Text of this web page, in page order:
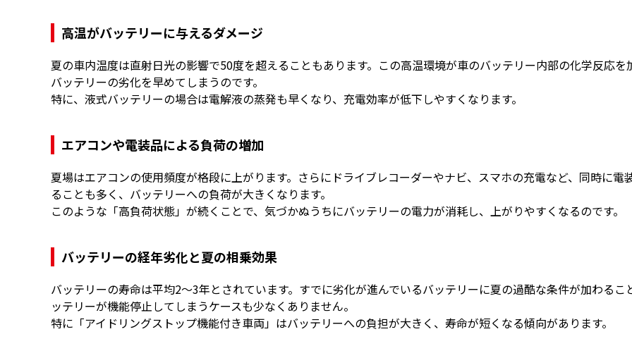
高温がバッテリーに与えるダメージ
夏の車内温度は直射日光の影響で50度を超えることもあります。この高温環境が車のバッテリー内部の化学反応を
バッテリーの劣化を早めてしまうのです。
特に、液式バッテリーの場合は電解液の蒸発も早くなり、充電効率が低下しやすくなります。
エアコンや電装品による負荷の増加
夏場はエアコンの使用頻度が格段に上がります。さらにドライブレコーダーやナビ、スマホの充電など、同時に電
ることも多く、バッテリーへの負荷が大きくなります。
このような「高負荷状態」が続くことで、気づかぬうちにバッテリーの電力が消耗し、上がりやすくなるのです。
バッテリーの経年劣化と夏の相乗効果
バッテリーの寿命は平均2〜3年とされています。すでに劣化が進んでいるバッテリーに夏の過酷な条件が加わるこ
ッテリーが機能停止してしまうケースも少なくありません。
特に「アイドリングストップ機能付き車両」はバッテリーへの負担が大きく、寿命が短くなる傾向があります。